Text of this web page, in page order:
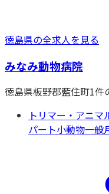
徳島県の全求人を見る
みなみ動物病院
徳島県板野郡藍住町1件
トリマー・アニマ
パート小動物一般